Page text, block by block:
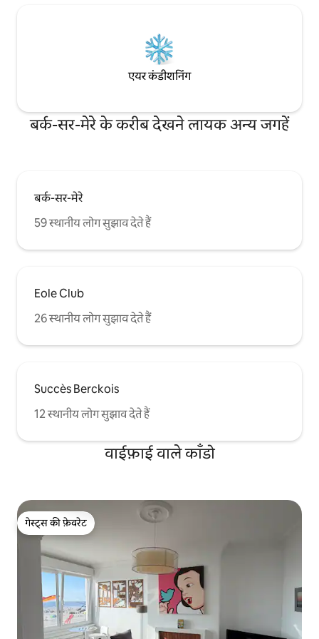
एयर कंडीशनिंग
बर्क-सर-मेरे के करीब देखने लायक अन्य जगहें
बर्क-सर-मेरे
59 स्थानीय लोग सुझाव देते हैं
Eole Club
26 स्थानीय लोग सुझाव देते हैं
Succès Berckois
12 स्थानीय लोग सुझाव देते हैं
वाईफ़ाई वाले काँडो
गेस्ट्स की फ़ेवरेट
गेस्ट्स की फ़ेवरेट